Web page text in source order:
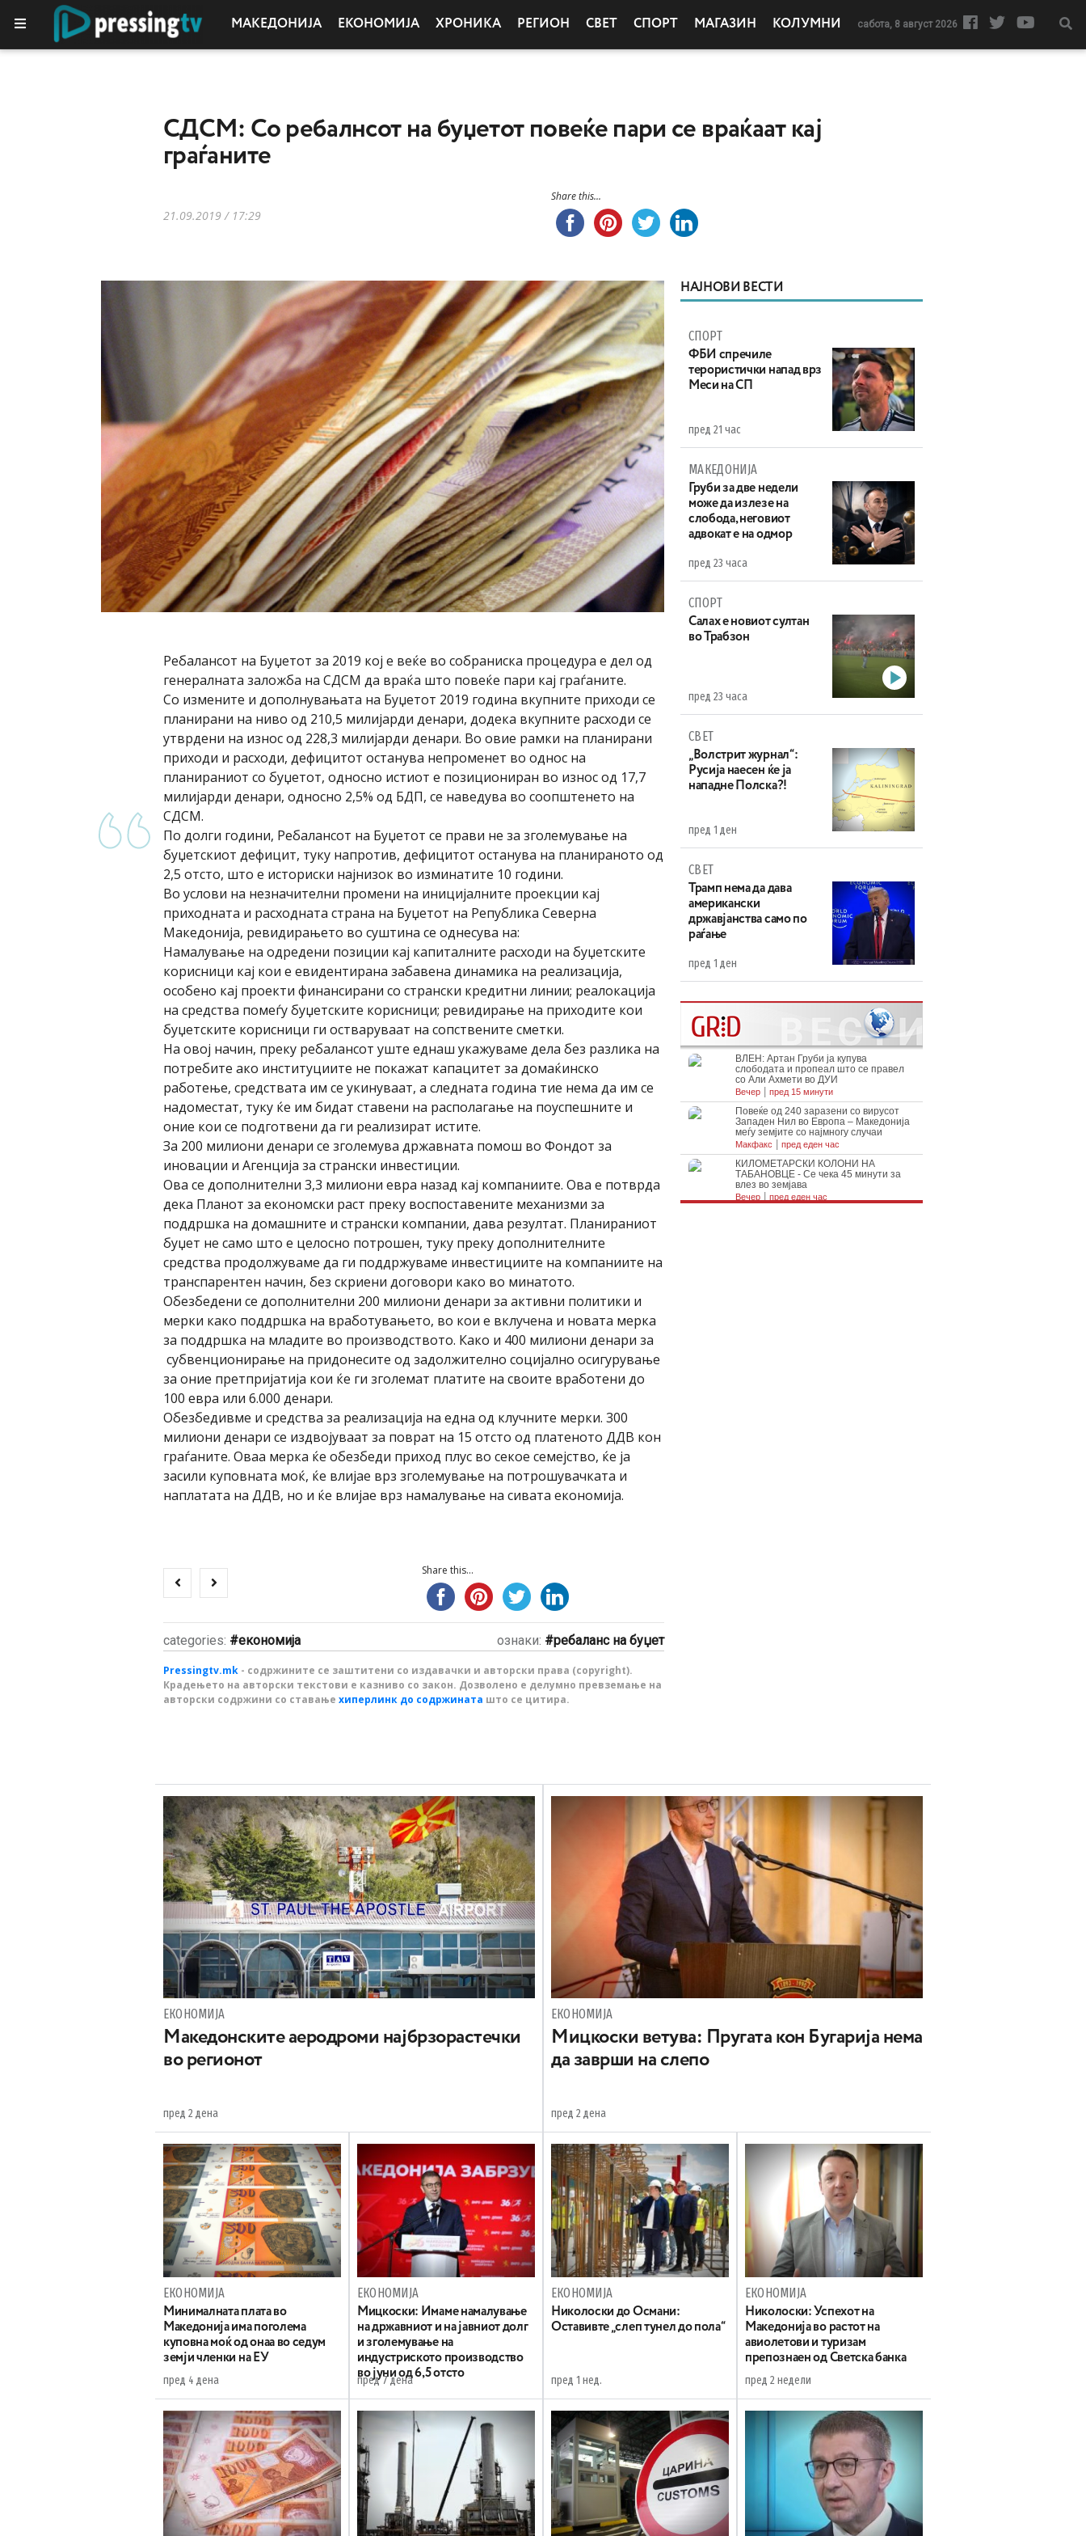
МАКЕДОНИЈА ЕКОНОМИЈА ХРОНИКА РЕГИОН СВЕТ СПОРТ МАГАЗИН КОЛУМНИ сабота, 8 август 2026
СДСМ: Со ребалнсот на буџетот повеќе пари се враќаат кај
граѓаните
21.09.2019 / 17:29
Share this...
Ребалансот на Буџетот за 2019 кој е веќе во собраниска процедура е дел од
генералната заложба на СДСМ да враќа што повеќе пари кај граѓаните.
Со измените и дополнувањата на Буџетот 2019 година вкупните приходи се
планирани на ниво од 210,5 милијарди денари, додека вкупните расходи се
утврдени на износ од 228,3 милијарди денари. Во овие рамки на планирани
приходи и расходи, дефицитот останува непроменет во однос на
планираниот со буџетот, односно истиот е позициониран во износ од 17,7
милијарди денари, односно 2,5% од БДП, се наведува во соопштенето на
СДСМ.
По долги години, Ребалансот на Буџетот се прави не за зголемување на
буџетскиот дефицит, туку напротив, дефицитот останува на планираното од
2,5 отсто, што е историски најнизок во изминатите 10 години.
Во услови на незначителни промени на иницијалните проекции кај
приходната и расходната страна на Буџетот на Република Северна
Македонија, ревидирањето во суштина се однесува на:
Намалување на одредени позиции кај капиталните расходи на буџетските
корисници кај кои е евидентирана забавена динамика на реализација,
особено кај проекти финансирани со странски кредитни линии; реалокација
на средства помеѓу буџетските корисници; ревидирање на приходите кои
буџетските корисници ги остваруваат на сопствените сметки.
На овој начин, преку ребалансот уште еднаш укажуваме дела без разлика на
потребите ако институциите не покажат капацитет за домаќинско
работење, средствата им се укинуваат, а следната година тие нема да им се
надоместат, туку ќе им бидат ставени на располагање на поуспешните и
оние кои се подготвени да ги реализират истите.
За 200 милиони денари се зголемува државната помош во Фондот за
иновации и Агенција за странски инвестиции.
Ова се дополнителни 3,3 милиони евра назад кај компаниите. Ова е потврда
дека Планот за економски раст преку воспоставените механизми за
поддршка на домашните и странски компании, дава резултат. Планираниот
буџет не само што е целосно потрошен, туку преку дополнителните
средства продолжуваме да ги поддржуваме инвестициите на компаниите на
транспарентен начин, без скриени договори како во минатото.
Обезбедени се дополнителни 200 милиони денари за активни политики и
мерки како поддршка на вработувањето, во кои е вклучена и новата мерка
за поддршка на младите во производството. Како и 400 милиони денари за
субвенционирање на придонесите од задолжително социјално осигурување
за оние претпријатија кои ќе ги зголемат платите на своите вработени до
100 евра или 6.000 денари.
Обезбедивме и средства за реализација на една од клучните мерки. 300
милиони денари се издвојуваат за поврат на 15 отсто од платеното ДДВ кон
граѓаните. Оваа мерка ќе обезбеди приход плус во секое семејство, ќе ја
засили куповната моќ, ќе влијае врз зголемување на потрошувачката и
наплатата на ДДВ, но и ќе влијае врз намалување на сивата економија.
Share this...
categories: економија ознаки: ребаланс на буџет
Pressingtv.mk - содржините се заштитени со издавачки и авторски права (copyright).
Крадењето на авторски текстови е казниво со закон. Дозволено е делумно превземање на
авторски содржини со ставање хиперлинк до содржината што се цитира.
НАЈНОВИ ВЕСТИ
СПОРТ
ФБИ спречиле
терористички напад врз
Меси на СП
пред 21 час
МАКЕДОНИЈА
Груби за две недели
може да излезе на
слобода, неговиот
адвокат е на одмор
пред 23 часа
СПОРТ
Салах е новиот султан
во Трабзон
пред 23 часа
СВЕТ
„Волстрит журнал“:
Русија наесен ќе ја
нападне Полска?!
пред 1 ден
СВЕТ
Трамп нема да дава
американски
државјанства само по
раѓање
пред 1 ден
ЕКОНОМИЈА
Maкедонските аеродроми најбрзорастечки
во регионот
пред 2 дена
ЕКОНОМИЈА
Mицкоски ветува: Пругата кон Бугарија нема
да заврши на слепо
пред 2 дена
ЕКОНОМИЈА
Минималната плата во
Македонија има поголема
куповна моќ од онаа во седум
земји членки на ЕУ
пред 4 дена
ЕКОНОМИЈА
Mицкоски: Имаме намалување
на државниот и на јавниот долг
и зголемување на
индустриското производство
во јуни од 6,5 отсто
пред 7 дена
ЕКОНОМИЈА
Николоски до Османи:
Oставивте „слеп тунел до пола“
пред 1 нед.
ЕКОНОМИЈА
Николоски: Успехот на
Македонија во растот на
авиолетови и туризам
препознаен од Светска банка
пред 2 недели